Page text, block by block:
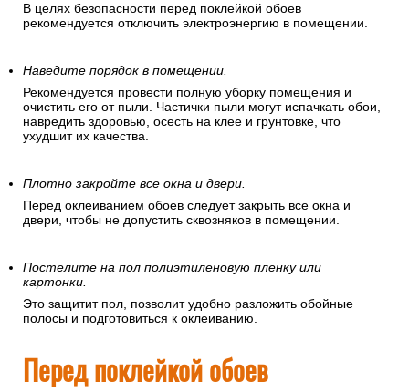
В целях безопасности перед поклейкой обоев
рекомендуется отключить электроэнергию в помещении.
Наведите порядок в помещении.
Рекомендуется провести полную уборку помещения и
очистить его от пыли. Частички пыли могут испачкать обои,
навредить здоровью, осесть на клее и грунтовке, что
ухудшит их качества.
Плотно закройте все окна и двери.
Перед оклеиванием обоев следует закрыть все окна и
двери, чтобы не допустить сквозняков в помещении.
Постелите на пол полиэтиленовую пленку или
картонки.
Это защитит пол, позволит удобно разложить обойные
полосы и подготовиться к оклеиванию.
Перед поклейкой обоев